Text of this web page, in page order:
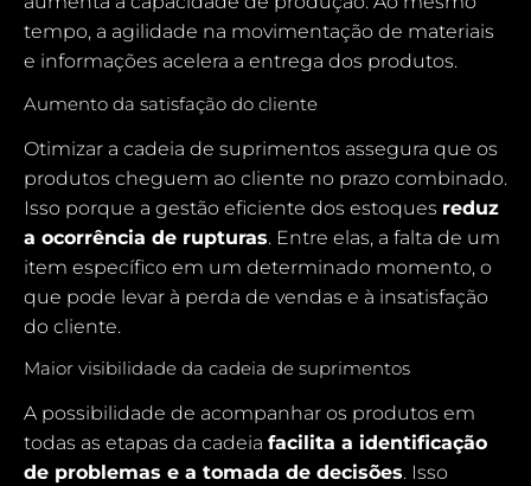
tempo, a agilidade na movimentação de materiais
e informações acelera a entrega dos produtos.
Aumento da satisfação do cliente
Otimizar a cadeia de suprimentos assegura que os
produtos cheguem ao cliente no prazo combinado.
Isso porque a gestão eficiente dos estoques reduz
a ocorrência de rupturas. Entre elas, a falta de um
item específico em um determinado momento, o
que pode levar à perda de vendas e à insatisfação
do cliente.
Maior visibilidade da cadeia de suprimentos
A possibilidade de acompanhar os produtos em
todas as etapas da cadeia facilita a identificação
de problemas e a tomada de decisões. Isso